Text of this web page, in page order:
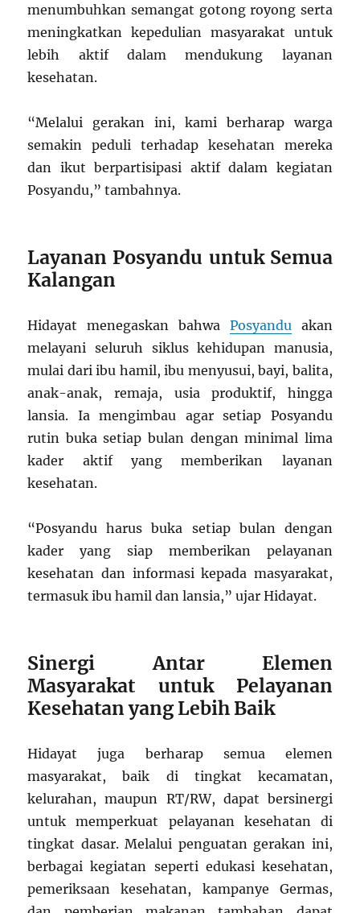
menumbuhkan semangat gotong royong serta
meningkatkan kepedulian masyarakat untuk
lebih aktif dalam mendukung layanan
kesehatan.
“Melalui gerakan ini, kami berharap warga
semakin peduli terhadap kesehatan mereka
dan ikut berpartisipasi aktif dalam kegiatan
Posyandu,” tambahnya.
Layanan Posyandu untuk Semua
Kalangan
Hidayat menegaskan bahwa Posyandu akan
melayani seluruh siklus kehidupan manusia,
mulai dari ibu hamil, ibu menyusui, bayi, balita,
anak-anak, remaja, usia produktif, hingga
lansia. Ia mengimbau agar setiap Posyandu
rutin buka setiap bulan dengan minimal lima
kader aktif yang memberikan layanan
kesehatan.
“Posyandu harus buka setiap bulan dengan
kader yang siap memberikan pelayanan
kesehatan dan informasi kepada masyarakat,
termasuk ibu hamil dan lansia,” ujar Hidayat.
Sinergi Antar Elemen
Masyarakat untuk Pelayanan
Kesehatan yang Lebih Baik
Hidayat juga berharap semua elemen
masyarakat, baik di tingkat kecamatan,
kelurahan, maupun RT/RW, dapat bersinergi
untuk memperkuat pelayanan kesehatan di
tingkat dasar. Melalui penguatan gerakan ini,
berbagai kegiatan seperti edukasi kesehatan,
pemeriksaan kesehatan, kampanye Germas,